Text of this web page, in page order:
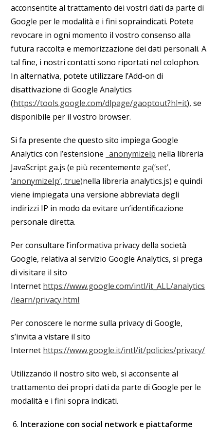
acconsentite al trattamento dei vostri dati da parte di
Google per le modalità e i fini sopraindicati. Potete
revocare in ogni momento il vostro consenso alla
futura raccolta e memorizzazione dei dati personali. A
tal fine, i nostri contatti sono riportati nel colophon.
In alternativa, potete utilizzare l’Add-on di
disattivazione di Google Analytics
(https://tools.google.com/dlpage/gaoptout?hl=it), se
disponibile per il vostro browser.
Si fa presente che questo sito impiega Google
Analytics con l’estensione _anonymizelp nella libreria
JavaScript ga.js (e più recentemente ga(‘set’,
‘anonymizeIp’, true)nella libreria analytics.js) e quindi
viene impiegata una versione abbreviata degli
indirizzi IP in modo da evitare un’identificazione
personale diretta.
Per consultare l’informativa privacy della società
Google, relativa al servizio Google Analytics, si prega
di visitare il sito
Internet https://www.google.com/intl/it_ALL/analytics
/learn/privacy.html
Per conoscere le norme sulla privacy di Google,
s’invita a vistare il sito
Internet https://www.google.it/intl/it/policies/privacy/
Utilizzando il nostro sito web, si acconsente al
trattamento dei propri dati da parte di Google per le
modalità e i fini sopra indicati.
Interazione con social network e piattaforme